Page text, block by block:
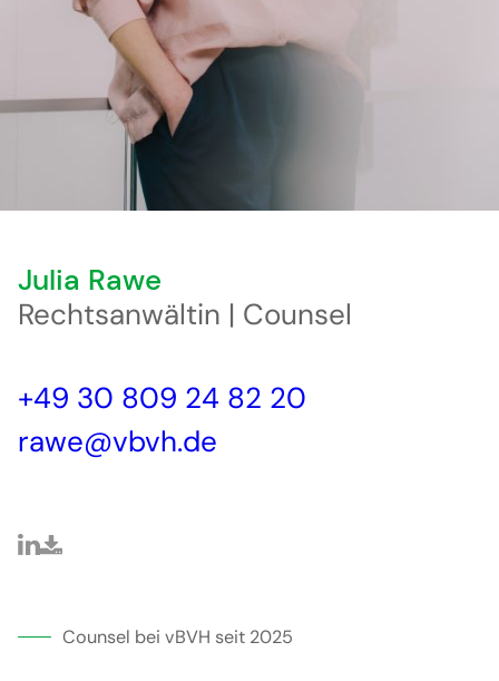
Julia Rawe
Rechtsanwältin | Counsel
+49 30 809 24 82 20
rawe@vbvh.de
Counsel bei vBVH seit 2025